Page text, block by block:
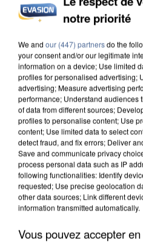
INCENDIES : L’ÎLE-DE-
DE SOLIDARITÉ AVEC
notre priorité
We and our (447) partnersdo the
your consent and/or our legitimate
information on a device; Use limited
profiles for personalised advertising;
advertising; Measure advertising
performance; Understand audiences
of data from different sources;
profiles to personalise content; Use
content; Use limited data to select
detect fraud, and fix errors; Deliver
Save and communicate privacy
process personal data such as IP
following functionalities: Identify
requested; Use precise geolocation
other data sources; Link different
information transmitted automatically.
Vous pouvez accepter